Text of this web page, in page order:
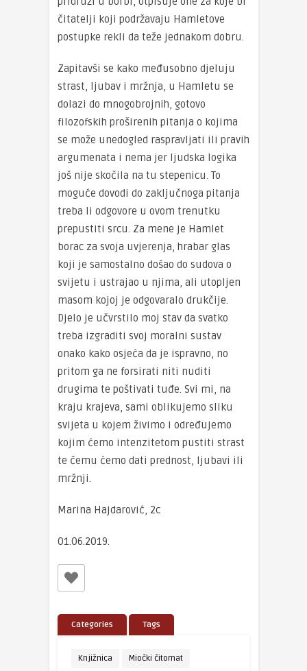
čitatelji koji podržavaju Hamletove
postupke rekli da teže jednakom dobru.
Zapitavši se kako međusobno djeluju
strast, ljubav i mržnja, u Hamletu se
dolazi do mnogobrojnih, gotovo
filozofskih proširenih pitanja o kojima
se može unedogled raspravljati ili pravih
argumenata i nema jer ljudska logika
još nije skočila na tu stepenicu. To
moguće dovodi do zaključnoga pitanja
treba li odgovore u ovom trenutku
prepustiti srcu. Za mene je Hamlet
borac za svoja uvjerenja, hrabar glas
koji je samostalno došao do sudova o
svijetu i ustrajao u njima, ali utopljen
masom kojoj je odgovaralo drukčije.
Djelo je učvrstilo moj stav da svatko
treba izgraditi svoj moralni sustav
onako kako osjeća da je ispravno, no
pritom ga ne forsirati niti nuditi
drugima te poštivati tuđe. Svi mi, na
kraju krajeva, sami oblikujemo sliku
svijeta u kojem živimo i određujemo
kojim ćemo intenzitetom pustiti strast
te čemu ćemo dati prednost, ljubavi ili
mržnji.
Marina Hajdarović, 2c
01.06.2019.
Categories Tags
Knjižnica Miočki čitomat